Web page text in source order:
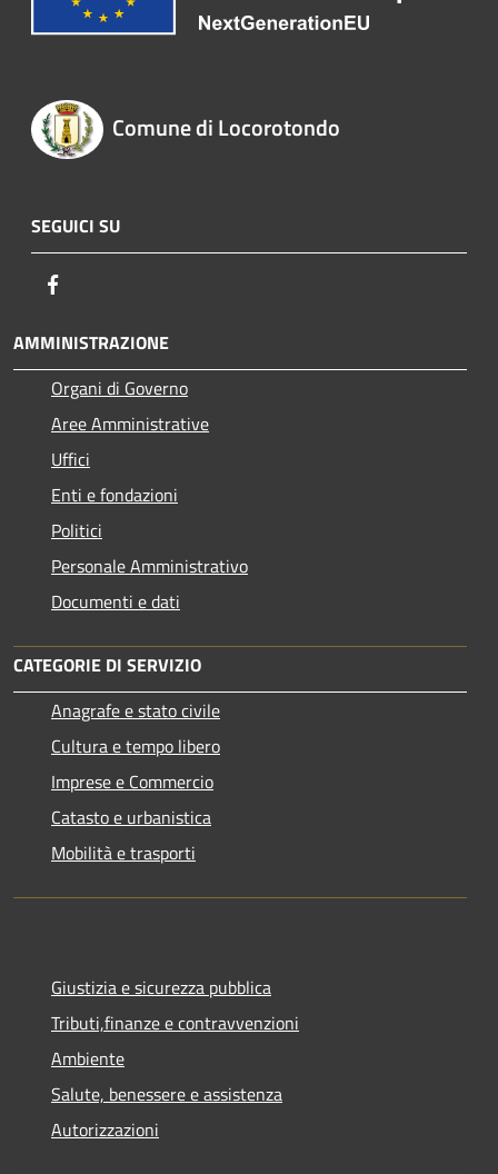
Comune di Locorotondo
SEGUICI SU
AMMINISTRAZIONE
Organi di Governo
Aree Amministrative
Uffici
Enti e fondazioni
Politici
Personale Amministrativo
Documenti e dati
CATEGORIE DI SERVIZIO
Anagrafe e stato civile
Cultura e tempo libero
Imprese e Commercio
Catasto e urbanistica
Mobilità e trasporti
Giustizia e sicurezza pubblica
Tributi,finanze e contravvenzioni
Ambiente
Salute, benessere e assistenza
Autorizzazioni